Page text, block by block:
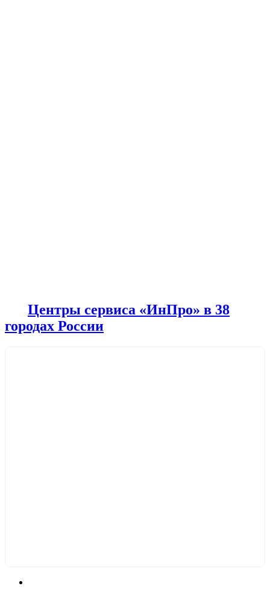
Центры сервиса «ИнПро» в 38
городах России